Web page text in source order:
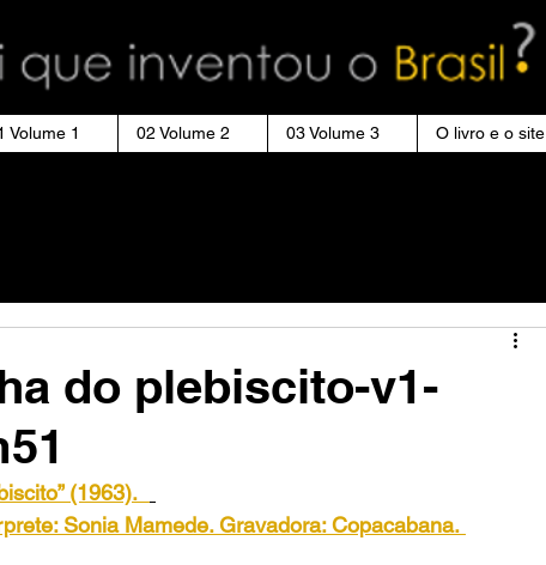
Volume 1 02 Volume 2 03 Volume 3 O livro e o site
do plebiscito-v1-
(1963).
Sonia Mamede. Gravadora: Copacabana.